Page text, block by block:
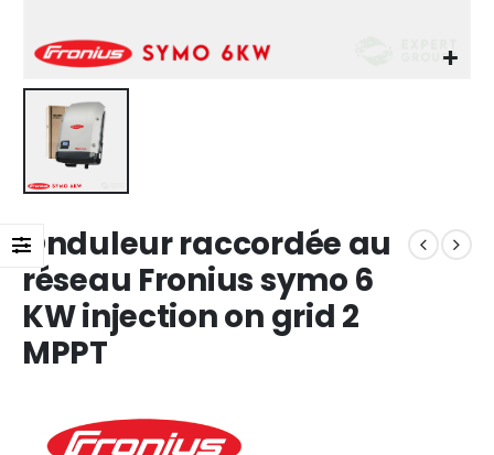
Onduleur raccordée au
réseau Fronius symo 6
KW injection on grid 2
MPPT